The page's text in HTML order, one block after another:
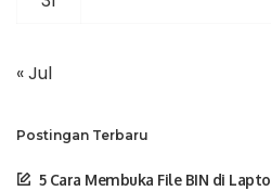
« Jul
Postingan Terbaru
5 Cara Membuka File BIN di